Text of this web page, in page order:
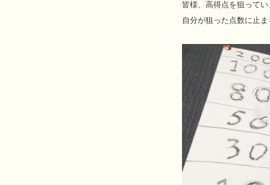
皆様、高得点を狙って
自分が狙った点数に止